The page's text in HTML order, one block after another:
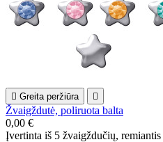
 Greita peržiūra 
Žvaigždutė, poliruota balta
0,00 €
Įvertinta iš 5 žvaigždučių, remiantis